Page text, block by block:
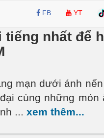
FB YT
tiếng nhất để
mạn dưới ánh
cùng những món
... xem thêm...